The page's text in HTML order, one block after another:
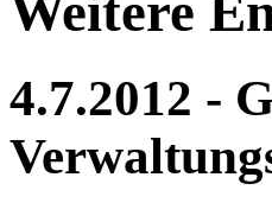
4.7.2012 -